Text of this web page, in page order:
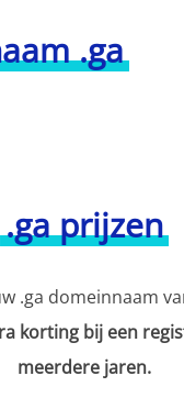
.ga
.ga prijzen
.ga domeinnaam
korting bij een
meerdere jaren.